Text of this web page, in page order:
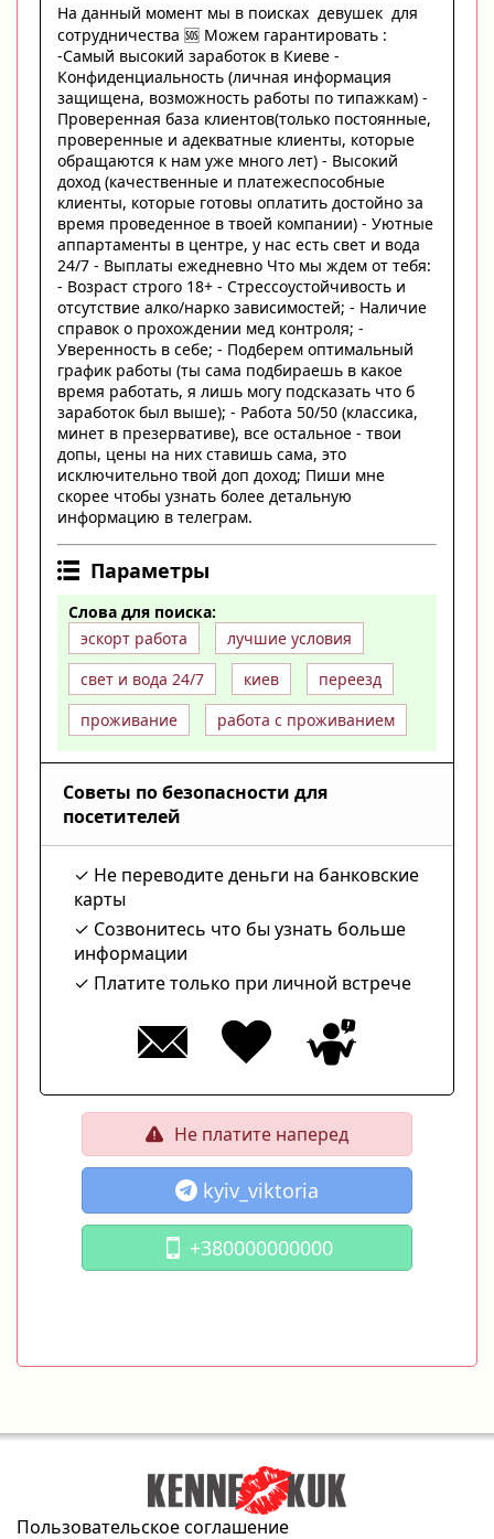
На данный момент мы в поисках девушек для
сотрудничества 🆘 Можем гарантировать :
-Самый высокий заработок в Киеве -
Конфиденциальность (личная информация
защищена, возможность работы по типажкам) -
Проверенная база клиентов(только постоянные,
проверенные и адекватные клиенты, которые
обращаются к нам уже много лет) - Высокий
доход (качественные и платежеспособные
клиенты, которые готовы оплатить достойно за
время проведенное в твоей компании) - Уютные
аппартаменты в центре, у нас есть свет и вода
24/7 - Выплаты ежедневно Что мы ждем от тебя:
- Возраст строго 18+ - Стрессоустойчивость и
отсутствие алко/нарко зависимостей; - Наличие
справок о прохождении мед контроля; -
Уверенность в себе; - Подберем оптимальный
график работы (ты сама подбираешь в какое
время работать, я лишь могу подсказать что б
заработок был выше); - Работа 50/50 (классика,
минет в презервативе), все остальное - твои
допы, цены на них ставишь сама, это
исключительно твой доп доход; Пиши мне
скорее чтобы узнать более детальную
информацию в телеграм.
Параметры
Слова для поиска:
эскорт работа
лучшие условия
свет и вода 24/7
киев
переезд
проживание
работа с проживанием
Советы по безопасности для
посетителей
Не переводите деньги на банковские
карты
Созвонитесь что бы узнать больше
информации
Платите только при личной встрече
Не платите наперед
kyiv_viktoria
+380000000000
Пользовательское соглашение